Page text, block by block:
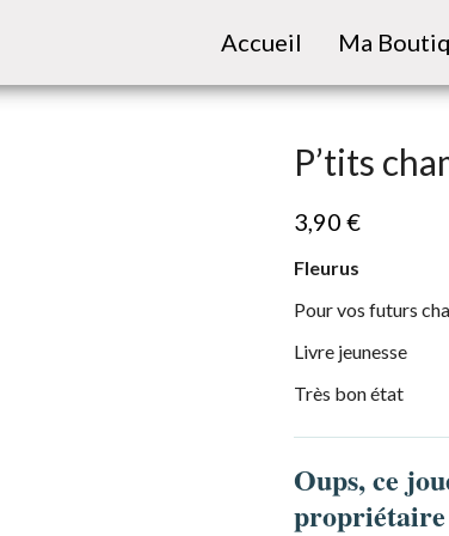
Accueil Ma
P’tits
3,90€
Fleurus
Pour vos futurs
Livre jeunesse
Très bon état
Oups, ce